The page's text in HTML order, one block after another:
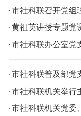
市社科联召开党组理论学习
黄祖英讲授专题党
市社科联办公室党
市社科联普及部党
市社科联机关举行
市社科联机关党委、机